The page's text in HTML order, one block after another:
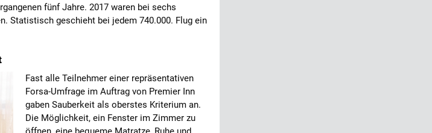
fünf Jahre. 2017 waren bei sechs
Statistisch geschieht bei jedem 740.000. Flug ein
Fast alle Teilnehmer einer repräsentativen
Forsa-Umfrage im Auftrag von Premier Inn
gaben Sauberkeit als oberstes Kriterium an.
Die Möglichkeit, ein Fenster im Zimmer zu